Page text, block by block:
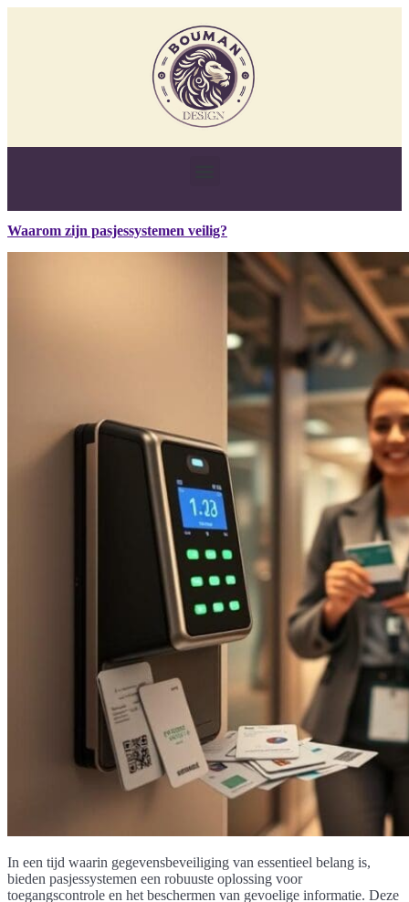
Waarom zijn pasjessystemen veilig?
In een tijd waarin gegevensbeveiliging van essentieel belang is,
bieden pasjessystemen een robuuste oplossing voor
toegangscontrole en het beschermen van gevoelige informatie. Deze